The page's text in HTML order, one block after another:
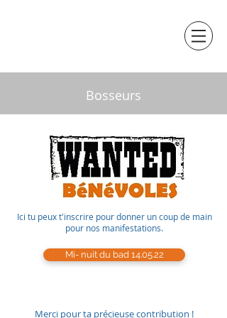
Bosseurs
Ici tu peux t'inscrire pour donner un coup de main
pour nos manifestations.
Mi- nuit du bad 14.05.22
Merci pour ta précieuse contribution !